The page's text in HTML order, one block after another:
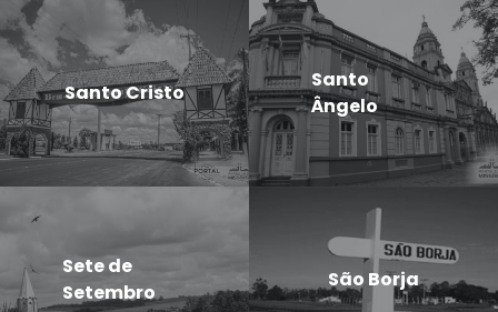
Santo Cristo
Santo
Ângelo
Sete de
Setembro
São Borja